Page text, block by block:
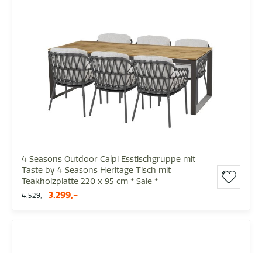
4 Seasons Outdoor Calpi Esstischgruppe mit
Taste by 4 Seasons Heritage Tisch mit
Teakholzplatte 220 x 95 cm * Sale *
4.529,- 3.299,-